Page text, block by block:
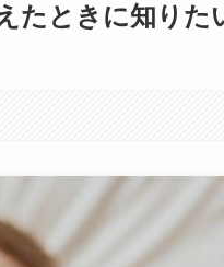
たときに知りた